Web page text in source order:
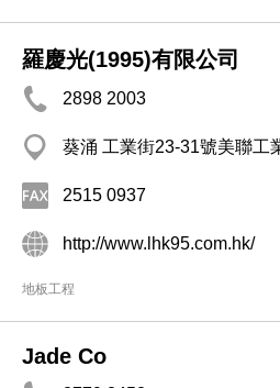
羅慶光(1995)有限公司
2898 2003
葵涌 工業街23-31號美聯工
2515 0937
http://www.lhk95.com.hk/
地板工程
Jade Co